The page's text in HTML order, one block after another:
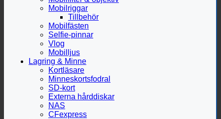
Mobilriggar
Tillbehör
Mobilfästen
Selfie-pinnar
Vlog
Mobilljus
Lagring & Minne
Kortläsare
Minneskortsfodral
SD-kort
Externa hårddiskar
NAS
CFexpress